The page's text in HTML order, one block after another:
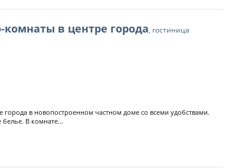
в центре города, гостиница
в новопостроенном частном доме со всеми удобствами.
белье. В комнате...